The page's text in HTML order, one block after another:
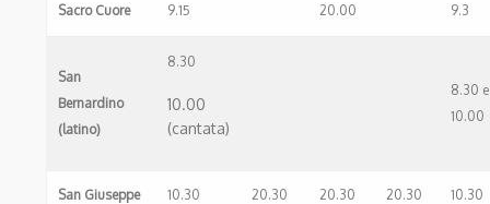
Sacro Cuore 9.15 20.00 9.3
San
Bernardino
(latino)
8.30
10.00
(cantata)
8.30 e
10.00
San Giuseppe 10.30 20.30 20.30 20.30 10.30